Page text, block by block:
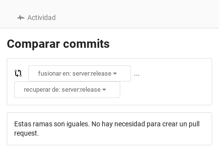
Actividad
Comparar commits
fusionar en: server:release ...
recuperar de: server:release
Estas ramas son iguales. No hay necesidad para crear un pull
request.